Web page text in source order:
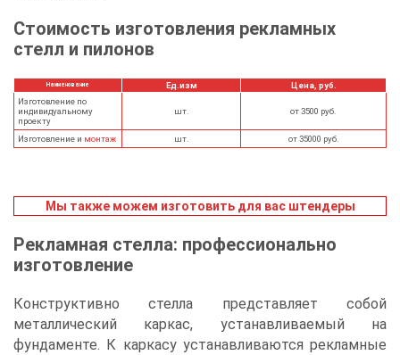
Стоимость изготовления рекламных
стелл и пилонов
Наименование Ед.изм
Цена, руб.
Изготовление по
индивидуальному
проекту
шт. от 3500 руб.
Изготовление и монтаж шт. от 35000 руб.
Мы также можем изготовить для вас штендеры
Рекламная стелла: профессионально
изготовление
Конструктивно стелла представляет собой
металлический каркас, устанавливаемый на
фундаменте. К каркасу устанавливаются рекламные